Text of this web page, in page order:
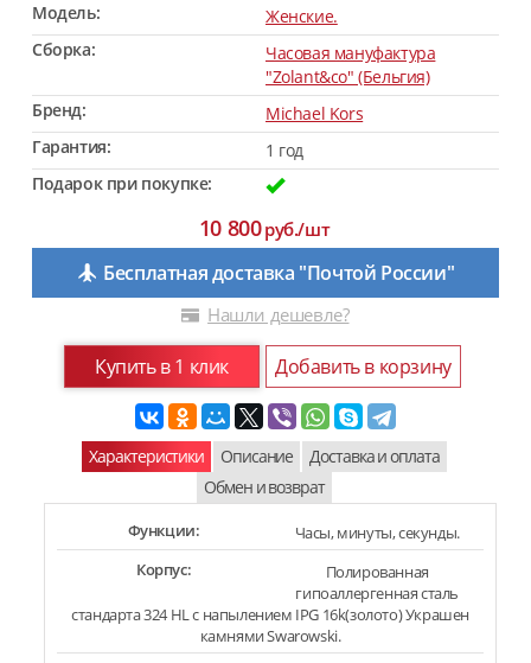
Модель:
Женские.
Сборка:
Часовая мануфактура
"Zolant&co" (Бельгия)
Бренд:
Michael Kors
Гарантия:
1 год
Подарок при покупке:
10 800руб./шт
Бесплатная доставка "Почтой России"
Нашли дешевле?
Купить в 1 клик Добавить в корзину
Характеристики Описание
Доставка и оплата
Обмен и возврат
Функции:
Часы, минуты, секунды.
Корпус:
Полированная
гипоаллергенная сталь
стандарта 324 HL с напылением IPG 16k(золото) Украшен
камнями Swarowski.